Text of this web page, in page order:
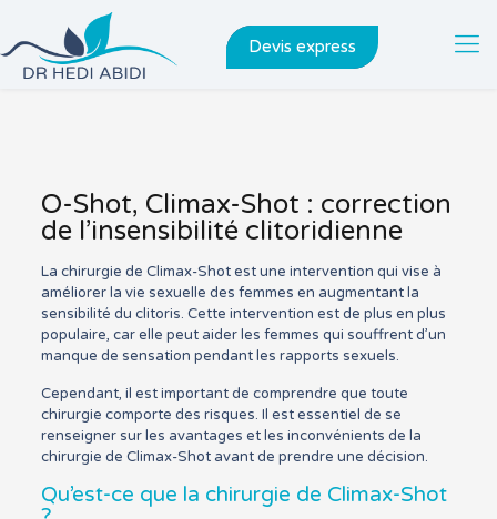
Devis express
O-Shot, Climax-Shot : correction
de l’insensibilité clitoridienne
La chirurgie de Climax-Shot est une intervention qui vise à
améliorer la vie sexuelle des femmes en augmentant la
sensibilité du clitoris. Cette intervention est de plus en plus
populaire, car elle peut aider les femmes qui souffrent d’un
manque de sensation pendant les rapports sexuels.
Cependant, il est important de comprendre que toute
chirurgie comporte des risques. Il est essentiel de se
renseigner sur les avantages et les inconvénients de la
chirurgie de Climax-Shot avant de prendre une décision.
Qu’est-ce que la chirurgie de Climax-Shot